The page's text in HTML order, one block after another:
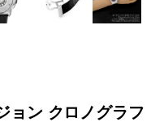
ョン クロノグラフ